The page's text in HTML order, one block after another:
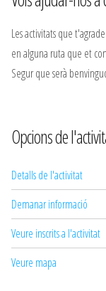
Les activitats que
en alguna ruta que et
Segur que serà
Opcions de
Detalls de l'activitat
Demanar informació
Veure inscrits a l'activitat
Veure mapa